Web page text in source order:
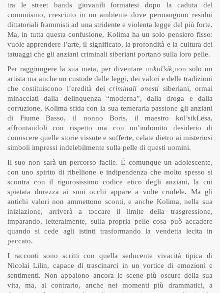
tra le street bands giovanili formatesi dopo la caduta del
comunismo, cresciuto in un ambiente dove permangono residui
dittatoriali frammisti ad una stridente e violenta legge del più forte.
Ma, in tutta questa confusione, Kolima ha un solo pensiero fisso:
vuole apprendere l’arte, il significato, la profondità e la cultura dei
tatuaggi che gli anziani criminali siberiani portano sulla loro pelle.
Per raggiungere la sua meta, per diventare unkol’sik, non solo un
artista ma anche un custode delle leggi, dei valori e delle tradizioni
che costituiscono l’eredità deicriminali onesti siberiani, ormai
minacciati dalla delinquenza “moderna”, dalla droga e dalla
corruzione, Kolima sfida con la sua temeraria passione gli anziani
di Fiume Basso, il nonno Boris, il maestro kol’sikLësa,
affrontandoli con rispetto ma con un’indomito desiderio di
conoscere quelle storie vissute e sofferte, celate dietro ai misteriosi
simboli impressi indelebilmente sulla pelle di questi uomini.
Il suo non sarà un percorso facile. È comunque un adolescente,
con uno spirito di ribellione e indipendenza che molto spesso si
scontra con il rigorosissimo codice etico degli anziani, la cui
spietata durezza ai suoi occhi appare a volte crudele. Ma gli
antichi valori non ammettono sconti, e anche Kolima, nella sua
iniziazione, arriverà a toccare il limite della trasgressione,
imparando, letteralmente, sulla propria pelle cosa può accadere
quando si cede agli istinti trasformando la vendetta lecita in
peccato.
I racconti sono scritti con quella seducente vivacità tipica di
Nicolai Lilin, capace di trascinarci in un vortice di emozioni e
sentimenti. Non appaiono ancora le scene più oscure della sua
vita, ma, al contrario, anche nei momenti più drammatici, a